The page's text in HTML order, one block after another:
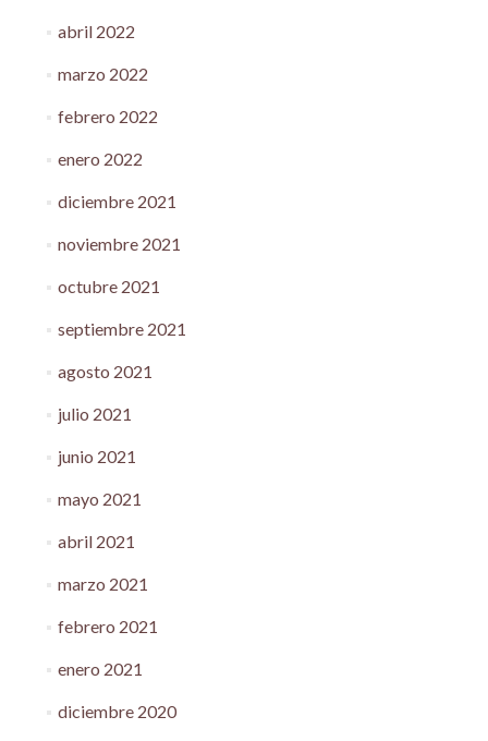
abril 2022
marzo 2022
febrero 2022
enero 2022
diciembre 2021
noviembre 2021
octubre 2021
septiembre 2021
agosto 2021
julio 2021
junio 2021
mayo 2021
abril 2021
marzo 2021
febrero 2021
enero 2021
diciembre 2020